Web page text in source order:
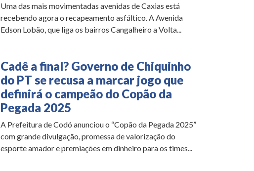
Uma das mais movimentadas avenidas de Caxias está
recebendo agora o recapeamento asfáltico. A Avenida
Edson Lobão, que liga os bairros Cangalheiro a Volta...
Cadê a final? Governo de Chiquinho
do PT se recusa a marcar jogo que
definirá o campeão do Copão da
Pegada 2025
A Prefeitura de Codó anunciou o “Copão da Pegada 2025”
com grande divulgação, promessa de valorização do
esporte amador e premiações em dinheiro para os times...